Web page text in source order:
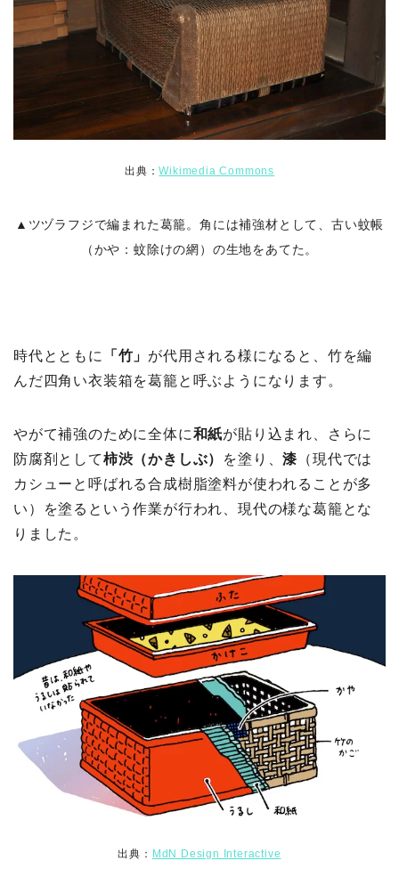
出典：Wikimedia Commons
▲ツヅラフジで編まれた葛籠。角には補強材として、古い蚊帳
（かや：蚊除けの網）の生地をあてた。
時代とともに 「竹」 が代用される様になると、竹を編
んだ四角い衣装箱を葛籠と呼ぶようになります。
やがて補強のために全体に和紙が貼り込まれ、さらに
防腐剤として柿渋（かきしぶ） を塗り、漆 （現代では
カシューと呼ばれる合成樹脂塗料が使われることが多
い）を塗るという作業が行われ、現代の様な葛籠とな
りました。
出典： MdN Design Interactive